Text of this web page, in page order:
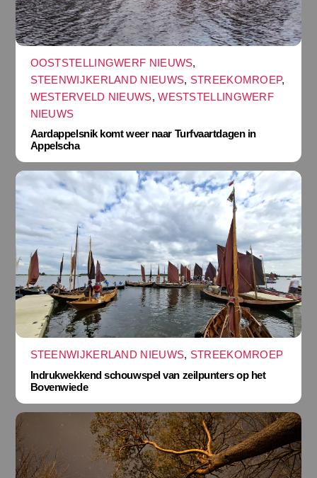
OOSTSTELLINGWERF NIEUWS,
STEENWIJKERLAND NIEUWS, STREEKOMROEP,
WESTERVELD NIEUWS,WESTSTELLINGWERF
NIEUWS
Aardappelsnik komt weer naar Turfvaartdagen in
Appelscha
STEENWIJKERLAND NIEUWS, STREEKOMROEP
Indrukwekkend schouwspel van zeilpunters op het
Bovenwiede